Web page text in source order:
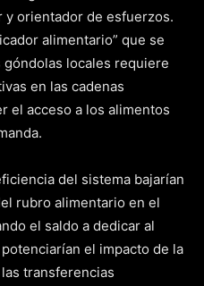
y orientador de esfuerzos.
alimentario” que se
locales requiere
en las cadenas
el acceso a los alimentos
del sistema bajarían
rubro alimentario en el
el saldo a dedicar al
el impacto de la
transferencias